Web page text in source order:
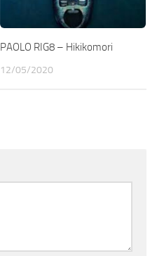
PAOLO RIG8 – Hikikomori
12/05/2020